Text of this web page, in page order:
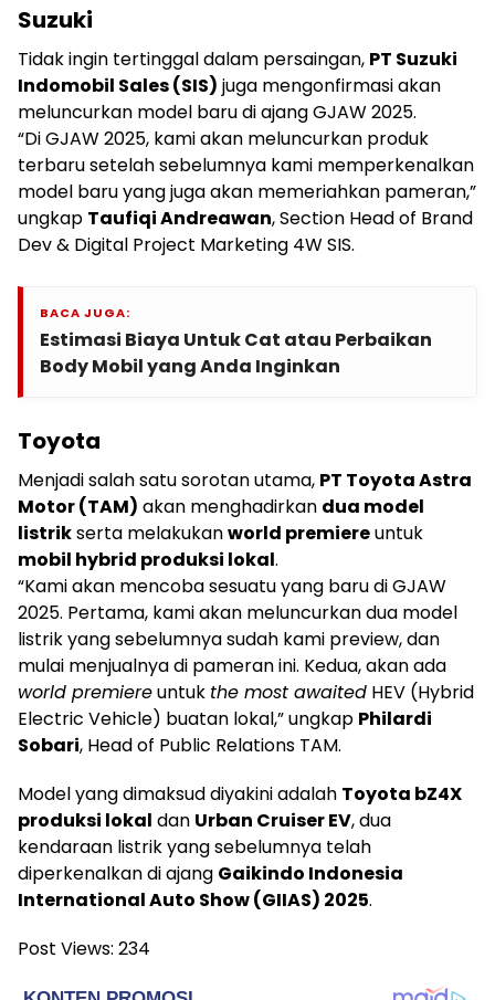
Suzuki
Tidak ingin tertinggal dalam persaingan, PT Suzuki
Indomobil Sales (SIS) juga mengonfirmasi akan
meluncurkan model baru di ajang GJAW 2025.
“Di GJAW 2025, kami akan meluncurkan produk
terbaru setelah sebelumnya kami memperkenalkan
model baru yang juga akan memeriahkan pameran,”
ungkap Taufiqi Andreawan, Section Head of Brand
Dev & Digital Project Marketing 4W SIS.
BACA JUGA:
Estimasi Biaya Untuk Cat atau Perbaikan
Body Mobil yang Anda Inginkan
Toyota
Menjadi salah satu sorotan utama, PT Toyota Astra
Motor (TAM) akan menghadirkan dua model
listrikserta melakukanworld premiereuntuk
mobil hybrid produksi lokal.
“Kami akan mencoba sesuatu yang baru di GJAW
2025. Pertama, kami akan meluncurkan dua model
listrik yang sebelumnya sudah kami preview, dan
mulai menjualnya di pameran ini. Kedua, akan ada
world premiereuntuk the most awaited HEV (Hybrid
Electric Vehicle) buatan lokal,” ungkap Philardi
Sobari, Head of Public Relations TAM.
Model yang dimaksud diyakini adalah Toyota bZ4X
produksi lokal dan Urban Cruiser EV, dua
kendaraan listrik yang sebelumnya telah
diperkenalkan di ajang Gaikindo Indonesia
International Auto Show (GIIAS) 2025.
Post Views: 234